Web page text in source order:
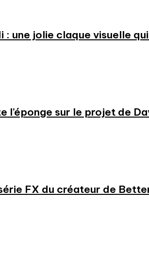
une jolie claque visuelle
sur le projet de
FX du créateur de